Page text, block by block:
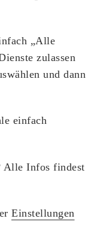
„Alle
zulassen
und dann
einfach
Alle Infos findest
Einstellungen